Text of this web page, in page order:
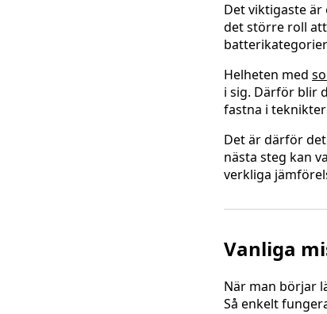
Det viktigaste
det större roll
Helheten med
i sig. Därför blir
fastna i
Det är därför
nästa steg kan
verkliga
Vanliga
När man börjar
Så enkelt